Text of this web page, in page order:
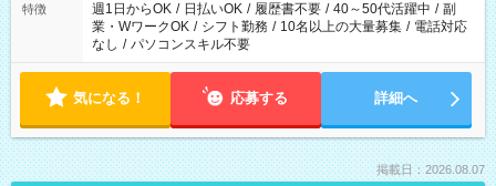
特徴 週1日からOK / 日払いOK / 履歴書不要 / 40～50代活躍中 / 副
業・WワークOK / シフト勤務 / 10名以上の大量募集 / 電話対応
なし / パソコンスキル不要
気になる！ 応募する 詳細へ
掲載日：2026.08.07